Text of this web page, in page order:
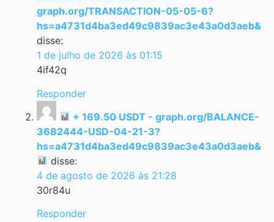
graph.org/TRANSACTION-05-05-6?
hs=a4731d4ba3ed49c9839ac3e43a0d3aeb&
disse:
1 de julho de 2026 às 01:15
4if42q
Responder
+ 169.50 USDT - graph.org/BALANCE-
3682444-USD-04-21-3?
hs=a4731d4ba3ed49c9839ac3e43a0d3aeb&
disse:
4 de agosto de 2026 às 21:28
30r84u
Responder